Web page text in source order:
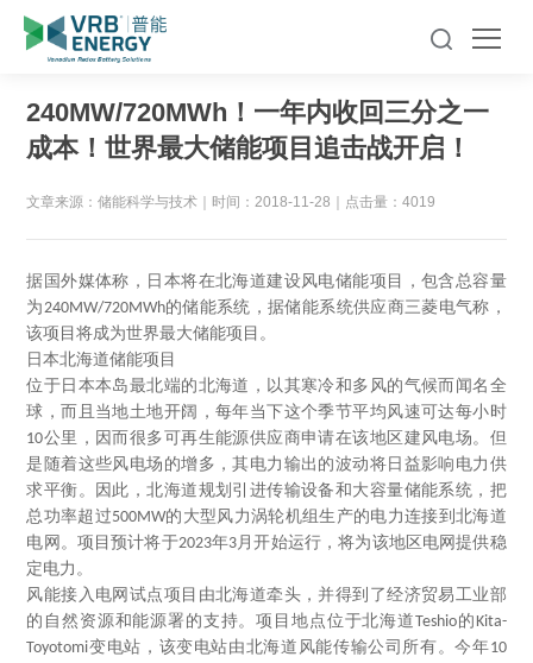
240MW/720MWh！一年内收回三分之一
成本！世界最大储能项目追击战开启！
文章来源：储能科学与技术 时间：2018-11-28 点击量：4019
据国外媒体称，日本将在北海道建设风电储能项目，包含总容量
为240MW/720MWh的储能系统，据储能系统供应商三菱电气称，
该项目将成为世界最大储能项目。
日本北海道储能项目
位于日本本岛最北端的北海道，以其寒冷和多风的气候而闻名全
球，而且当地土地开阔，每年当下这个季节平均风速可达每小时
10公里，因而很多可再生能源供应商申请在该地区建风电场。但
是随着这些风电场的增多，其电力输出的波动将日益影响电力供
求平衡。因此，北海道规划引进传输设备和大容量储能系统，把
总功率超过500MW的大型风力涡轮机组生产的电力连接到北海道
电网。项目预计将于2023年3月开始运行，将为该地区电网提供稳
定电力。
风能接入电网试点项目由北海道牵头，并得到了经济贸易工业部
的自然资源和能源署的支持。项目地点位于北海道Teshio的Kita-
Toyotomi变电站，该变电站由北海道风能传输公司所有。今年10